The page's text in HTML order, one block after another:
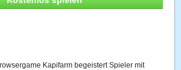
Kapifarm begeistert Spieler mit